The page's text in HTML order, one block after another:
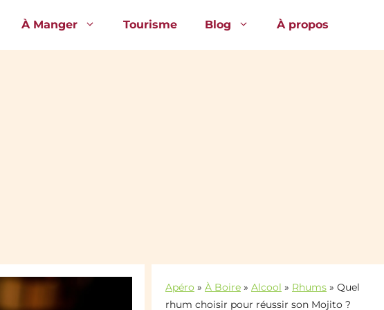
À Manger Tourisme Blog À propos
Apéro » À Boire » Alcool » Rhums » Quel
rhum choisir pour réussir son Mojito ?